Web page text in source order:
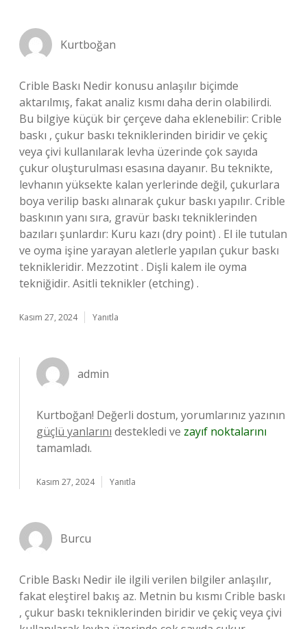
Kurtboğan
Crible Baskı Nedir konusu anlaşılır biçimde
aktarılmış, fakat analiz kısmı daha derin olabilirdi.
Bu bilgiye küçük bir çerçeve daha eklenebilir: Crible
baskı , çukur baskı tekniklerinden biridir ve çekiç
veya çivi kullanılarak levha üzerinde çok sayıda
çukur oluşturulması esasına dayanır. Bu teknikte,
levhanın yüksekte kalan yerlerinde değil, çukurlara
boya verilip baskı alınarak çukur baskı yapılır. Crible
baskının yanı sıra, gravür baskı tekniklerinden
bazıları şunlardır: Kuru kazı (dry point) . El ile tutulan
ve oyma işine yarayan aletlerle yapılan çukur baskı
teknikleridir. Mezzotint . Dişli kalem ile oyma
tekniğidir. Asitli teknikler (etching) .
Kasım 27, 2024 Yanıtla
admin
Kurtboğan! Değerli dostum, yorumlarınız yazının
güçlü yanlarını destekledi ve zayıf noktalarını
tamamladı.
Kasım 27, 2024 Yanıtla
Burcu
Crible Baskı Nedir ile ilgili verilen bilgiler anlaşılır,
fakat eleştirel bakış az. Metnin bu kısmı Crible baskı
, çukur baskı tekniklerinden biridir ve çekiç veya çivi